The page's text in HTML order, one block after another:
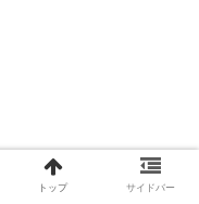
トップ サイドバー